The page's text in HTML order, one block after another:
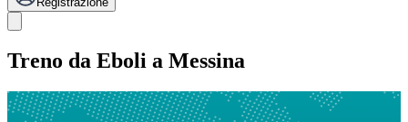
Treno da Eboli a Messina